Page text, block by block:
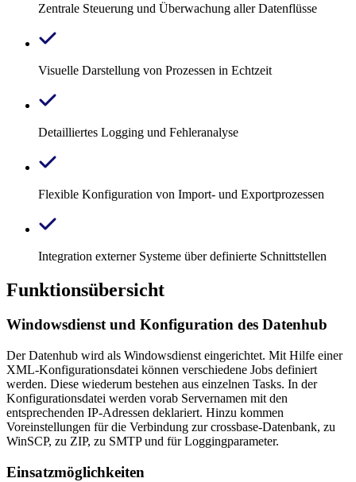
Zentrale Steuerung und Überwachung aller Datenflüsse
Visuelle Darstellung von Prozessen in Echtzeit
Detailliertes Logging und Fehleranalyse
Flexible Konfiguration von Import- und Exportprozessen
Integration externer Systeme über definierte Schnittstellen
Funktionsübersicht
Windowsdienst und Konfiguration des Datenhub
Der Datenhub wird als Windowsdienst eingerichtet. Mit Hilfe einer
XML-Konfigurationsdatei können verschiedene Jobs definiert
werden. Diese wiederum bestehen aus einzelnen Tasks. In der
Konfigurationsdatei werden vorab Servernamen mit den
entsprechenden IP-Adressen deklariert. Hinzu kommen
Voreinstellungen für die Verbindung zur crossbase-Datenbank, zu
WinSCP, zu ZIP, zu SMTP und für Loggingparameter.
Einsatzmöglichkeiten